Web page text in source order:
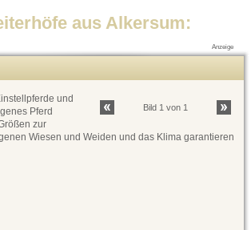
aus Alkersum:
Anzeige
Bild 1 von 1
und
Pferd
zur
Wiesen und Weiden und das Klima garantieren